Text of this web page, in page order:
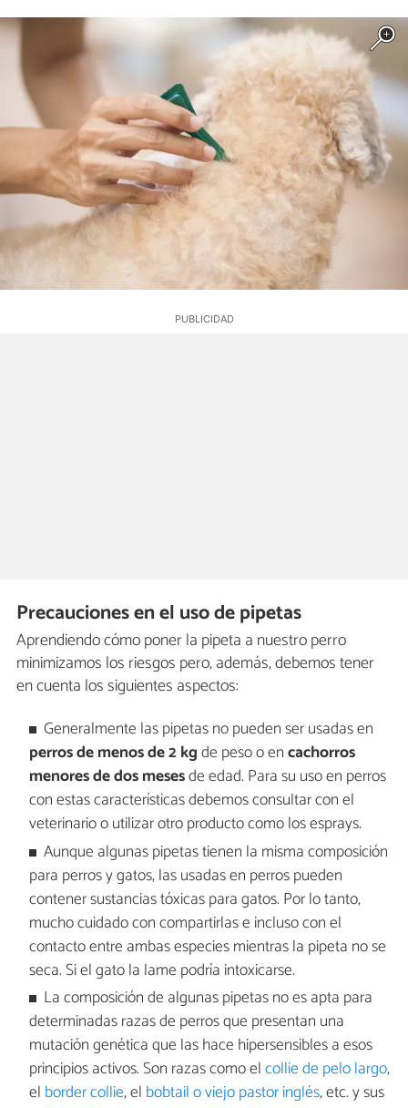
Precauciones en el uso de pipetas
Aprendiendo cómo poner la pipeta a nuestro perro
minimizamos los riesgos pero, además, debemos tener
en cuenta los siguientes aspectos:
Generalmente las pipetas no pueden ser usadas en
perros de menos de 2 kgde peso o encachorros
menores de dos mesesde edad. Para su uso en perros
con estas características debemos consultar con el
veterinario o utilizar otro producto como los esprays.
Aunque algunas pipetas tienen la misma composición
para perros y gatos, las usadas en perros pueden
contener sustancias tóxicas para gatos. Por lo tanto,
mucho cuidado con compartirlas e incluso con el
contacto entre ambas especies mientras la pipeta no se
seca. Si el gato la lame podría intoxicarse.
La composición de algunas pipetas no es apta para
determinadas razas de perros que presentan una
mutación genética que las hace hipersensibles a esos
principios activos. Son razas como elcollie de pelo largo,
el border collie, el bobtail o viejo pastor inglés, etc. y sus